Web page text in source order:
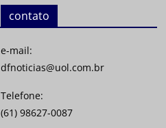
contato
e-mail:
dfnoticias@uol.com.br
Telefone:
(61) 98627-0087